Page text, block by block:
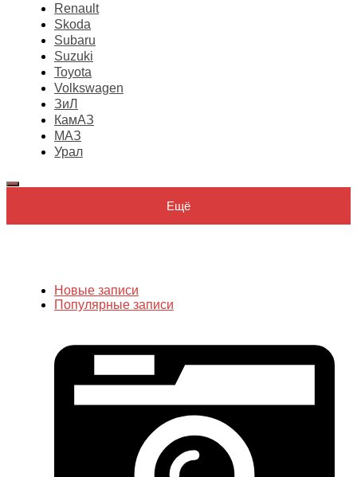
Renault
Skoda
Subaru
Suzuki
Toyota
Volkswagen
ЗиЛ
КамАЗ
МАЗ
Урал
Ещё
Новые записи
Популярные записи